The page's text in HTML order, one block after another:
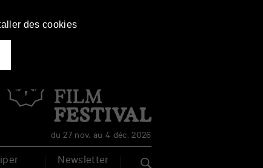
du 27 nov. au 4 déc. 2026
Newsletter
des cookies